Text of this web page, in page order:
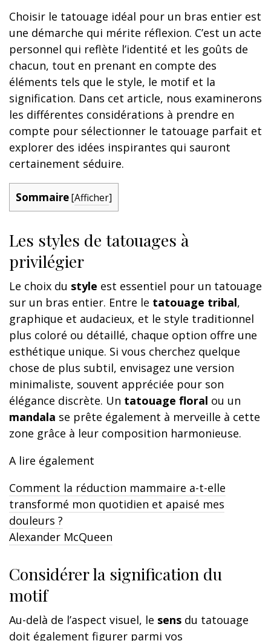
Choisir le tatouage idéal pour un bras entier est
une démarche qui mérite réflexion. C’est un acte
personnel qui reflète l’identité et les goûts de
chacun, tout en prenant en compte des
éléments tels que le style, le motif et la
signification. Dans cet article, nous examinerons
les différentes considérations à prendre en
compte pour sélectionner le tatouage parfait et
explorer des idées inspirantes qui sauront
certainement séduire.
Sommaire[Afficher]
Les styles de tatouages à
privilégier
Le choix du style est essentiel pour un tatouage
sur un bras entier. Entre le tatouage tribal,
graphique et audacieux, et le style traditionnel
plus coloré ou détaillé, chaque option offre une
esthétique unique. Si vous cherchez quelque
chose de plus subtil, envisagez une version
minimaliste, souvent appréciée pour son
élégance discrète. Un tatouage floral ou un
mandala se prête également à merveille à cette
zone grâce à leur composition harmonieuse.
A lire également
Comment la réduction mammaire a-t-elle
transformé mon quotidien et apaisé mes
douleurs ?
Alexander McQueen
Considérer la signification du
motif
Au-delà de l’aspect visuel, le sens du tatouage
doit également figurer parmi vos